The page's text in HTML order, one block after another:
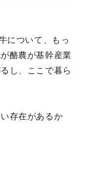
について、もっ
酪農が基幹産業
し、ここで暮ら
存在があるか